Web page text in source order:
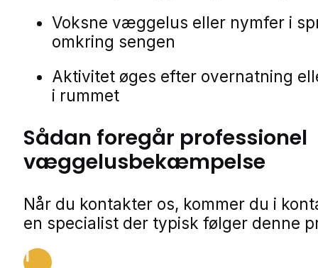
Voksne væggelus eller nymfer i
omkring sengen
Aktivitet øges efter overnatning
i rummet
Sådan foregår professionel
væggelusbekæmpelse
Når du kontakter os, kommer du i
en specialist der typisk følger denne
1